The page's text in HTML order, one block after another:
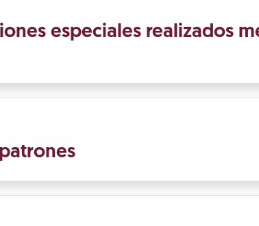
especiales realizados